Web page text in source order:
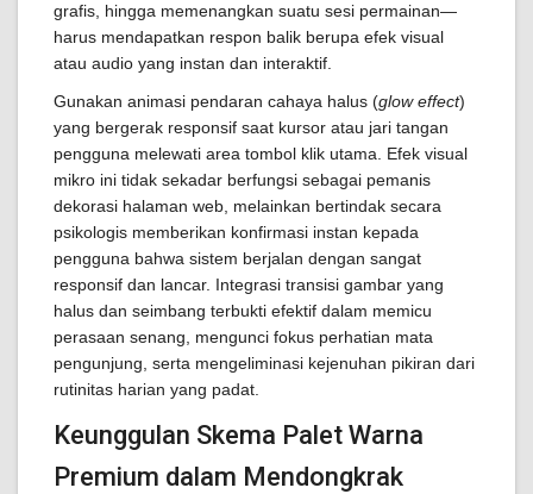
grafis, hingga memenangkan suatu sesi permainan—
harus mendapatkan respon balik berupa efek visual
atau audio yang instan dan interaktif.
Gunakan animasi pendaran cahaya halus (glow effect)
yang bergerak responsif saat kursor atau jari tangan
pengguna melewati area tombol klik utama. Efek visual
mikro ini tidak sekadar berfungsi sebagai pemanis
dekorasi halaman web, melainkan bertindak secara
psikologis memberikan konfirmasi instan kepada
pengguna bahwa sistem berjalan dengan sangat
responsif dan lancar. Integrasi transisi gambar yang
halus dan seimbang terbukti efektif dalam memicu
perasaan senang, mengunci fokus perhatian mata
pengunjung, serta mengeliminasi kejenuhan pikiran dari
rutinitas harian yang padat.
Keunggulan Skema Palet Warna
Premium dalam Mendongkrak